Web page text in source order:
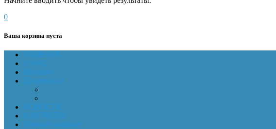
0
Ваша корзина пуста
ГЛАВНАЯ
О НАС
Магазин
Документы
НОВОСТИ
КОНТАКТЫ
Личный кабинет